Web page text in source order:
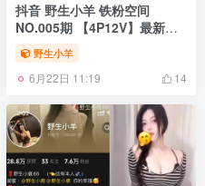
抖音 野生小羊 铁粉空间
NO.005期 【4P12V】最新
至：2024.11.13
野生小羊
6月22日 11:19 14